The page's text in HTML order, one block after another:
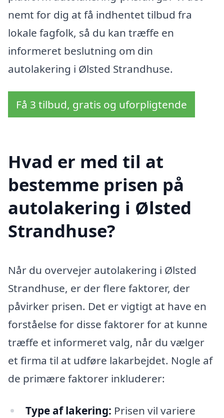
nemt for dig at få indhentet tilbud fra
lokale fagfolk, så du kan træffe en
informeret beslutning om din
autolakering i Ølsted Strandhuse.
Få 3 tilbud, gratis og uforpligtende
Hvad er med til at
bestemme prisen på
autolakering i Ølsted
Strandhuse?
Når du overvejer autolakering i Ølsted
Strandhuse, er der flere faktorer, der
påvirker prisen. Det er vigtigt at have en
forståelse for disse faktorer for at kunne
træffe et informeret valg, når du vælger
et firma til at udføre lakarbejdet. Nogle af
de primære faktorer inkluderer:
Type af lakering: Prisen vil variere